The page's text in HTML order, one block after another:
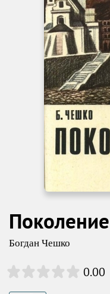
Поколение
Богдан Чешко
0.00